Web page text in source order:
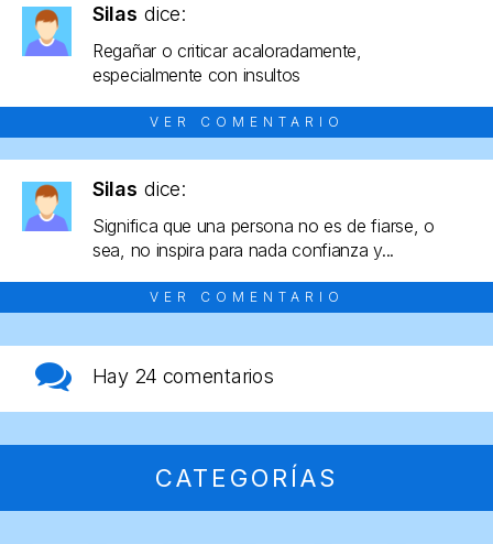
Silas dice:
Regañar o criticar acaloradamente,
especialmente con insultos
VER COMENTARIO
Silas dice:
Significa que una persona no es de fiarse, o
sea, no inspira para nada confianza y...
VER COMENTARIO
Hay 24 comentarios
CATEGORÍAS